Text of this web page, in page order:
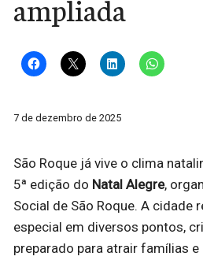
ampliada
7 de dezembro de 2025
São Roque já vive o clima
5ª edição do Natal Alegre,
Social de São Roque. A cidade
especial em diversos pontos,
preparado para atrair famílias